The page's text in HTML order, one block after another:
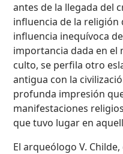
antes de la llegada del
influencia de la religión
influencia inequívoca
importancia dada en el
culto, se perfila otro
antigua con la
profunda impresión
manifestaciones
que tuvo lugar en
El arqueólogo V.